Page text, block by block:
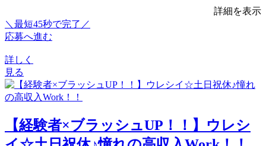
詳細を表示
＼最短45秒で完了／
応募へ進む
詳しく
見る
【経験者×ブラッシュUP！！】ウレシ